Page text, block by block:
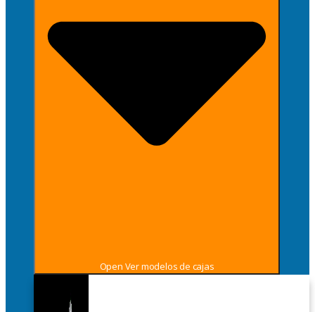
Open Ver modelos de cajas